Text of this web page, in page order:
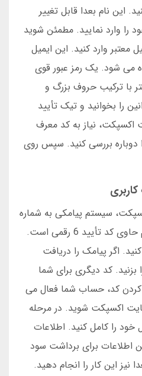
این نام بعدا قابل تغییر
را وارد نمایید. مطمئن شوید
معتبر وارد کنید. این ایمیل
می شود. یک رمز عبور قوی
حداقل 8 کاراکتر با ترکیب حروف بزرگ و
را بخوانید و تیک تأیید
اکسپکت، نیاز به کد معرف
دوباره بررسی کنید. سپس روی
سیستم پیامکی به شماره
شما ارسال می کند. این پیام حاوی کد تأیید 6 رقمی است.
اگر پیامک را دریافت
بزنید. کد دیگری برای شما
کد، حساب شما فعال می
اکسپکت شوید. در مرحله
را کامل کنید. اطلاعات
اطلاعات برای برداشت سود
نیز این کار را انجام دهید.